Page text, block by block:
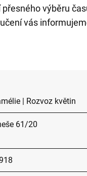
výběru
vás
| Rozvoz květin
61/20